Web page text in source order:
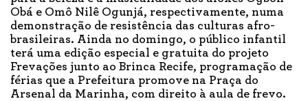
Obá e Omô Nilê Ogunjá, respectivamente, numa
demonstração de resistência das culturas afro-
brasileiras. Ainda no domingo, o público infantil
terá uma edição especial e gratuita do projeto
Frevações junto ao Brinca Recife, programação de
férias que a Prefeitura promove na Praça do
Arsenal da Marinha, com direito à aula de frevo.